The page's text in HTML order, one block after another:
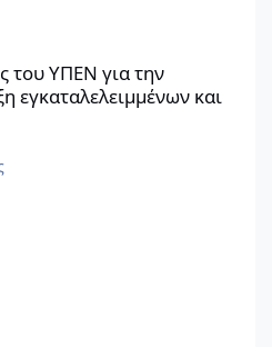
του ΥΠΕΝ για την
εγκαταλελειμμένων και